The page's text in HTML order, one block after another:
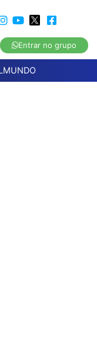
Entrar no grupo
MUNDO